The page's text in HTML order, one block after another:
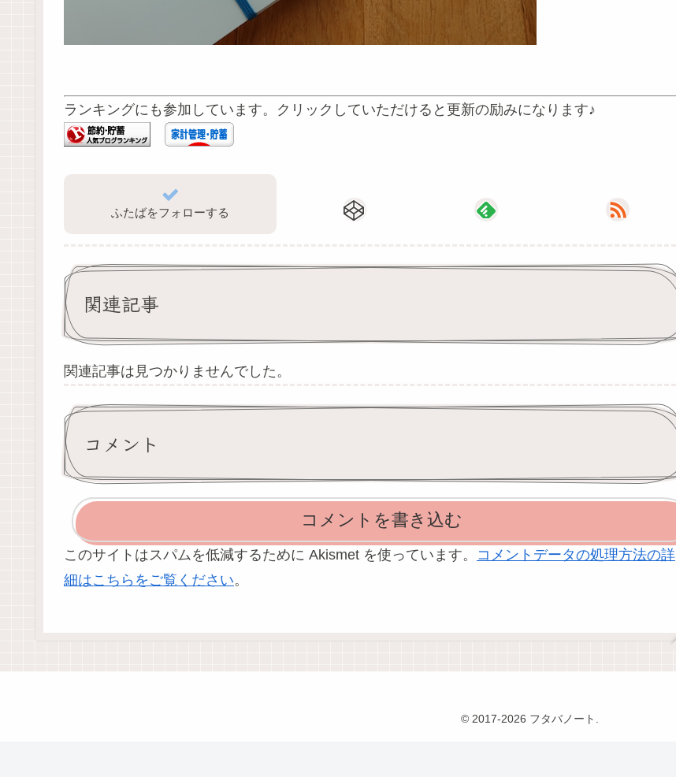
ランキングにも参加しています。クリックしていただけると更新の励みになります♪
ふたばをフォローする
関連記事
関連記事は見つかりませんでした。
コメント
コメントを書き込む
このサイトはスパムを低減するために Akismet を使っています。 コメントデータの処理方法の詳
細はこちらをご覧ください。
© 2017-2026 フタバノート.